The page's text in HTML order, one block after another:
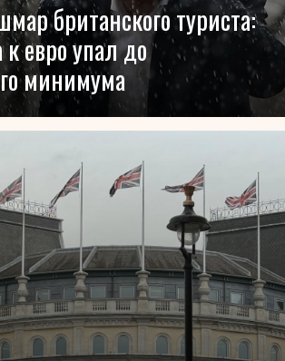
британского туриста:
евро упал до
минимума